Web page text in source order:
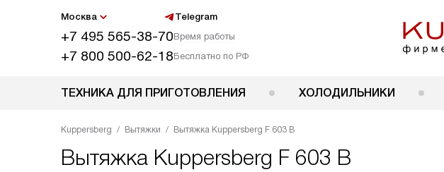
Москва Telegram
+7 495 565-38-70Время работы
+7 800 500-62-18Бесплатно по РФ
ТЕХНИКА ДЛЯ ПРИГОТОВЛЕНИЯ ХОЛОДИЛЬНИКИ
Kuppersberg Вытяжки Вытяжка Kuppersberg F 603 B
Вытяжка Kuppersberg F 603 B